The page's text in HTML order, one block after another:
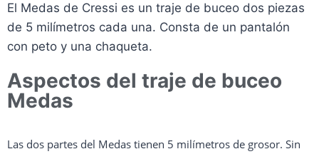
El Medas de Cressi es un traje de buceo dos piezas
de 5 milímetros cada una. Consta de un pantalón
con peto y una chaqueta.
Aspectos del traje de buceo
Medas
Las dos partes del Medas tienen 5 milímetros de grosor. Sin